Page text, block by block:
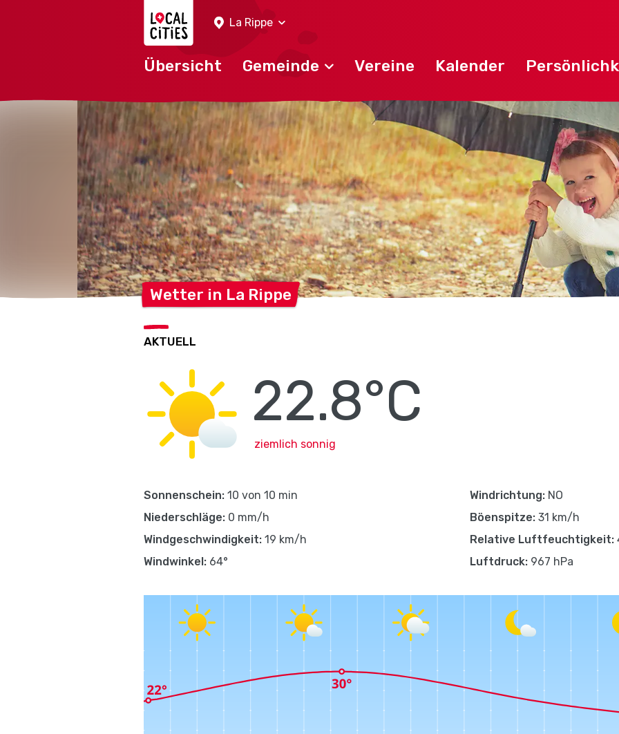
La Rippe
Übersicht Gemeinde Vereine Kalender
Wetter in La Rippe
AKTUELL
22.8°C
ziemlich sonnig
Sonnenschein: 10 von 10 min
Niederschläge: 0 mm/h
Windgeschwindigkeit: 19 km/h
Windwinkel: 64°
Windrichtung: NO
Böenspitze: 31 km/h
Relative Luftfeuchtigkeit:
Luftdruck: 967 hPa